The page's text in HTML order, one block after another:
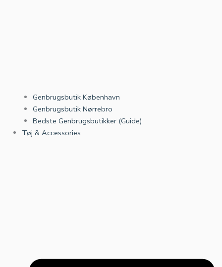
Genbrugsbutik København
Genbrugsbutik Nørrebro
Bedste Genbrugsbutikker (Guide)
Tøj & Accessories